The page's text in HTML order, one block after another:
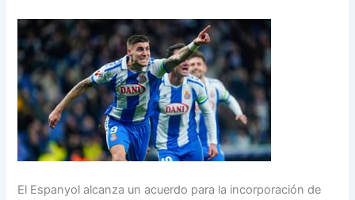
El Espanyol alcanza un acuerdo para la incorporación de